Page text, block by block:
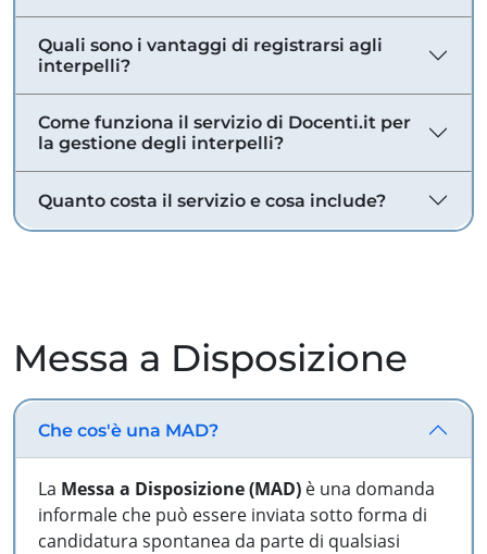
Quali sono i vantaggi di registrarsi agli
interpelli?
Come funziona il servizio di Docenti.it per
la gestione degli interpelli?
Quanto costa il servizio e cosa include?
Messa a Disposizione
Che cos'è una MAD?
La Messa a Disposizione (MAD) è una domanda
informale che può essere inviata sotto forma di
candidatura spontanea da parte di qualsiasi